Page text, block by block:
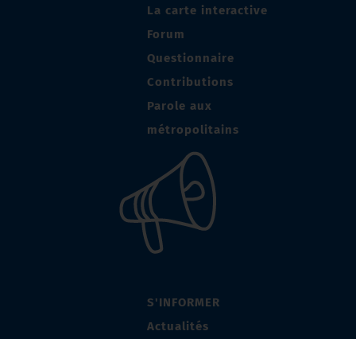
La carte interactive
Forum
Questionnaire
Contributions
Parole aux
métropolitains
S'INFORMER
Actualités